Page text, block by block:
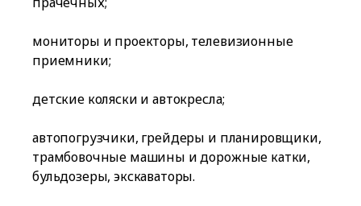
мониторы и проекторы, телевизионные
приемники;
детские коляски и автокресла;
автопогрузчики, грейдеры и планировщики,
трамбовочные машины и дорожные катки,
бульдозеры, экскаваторы.